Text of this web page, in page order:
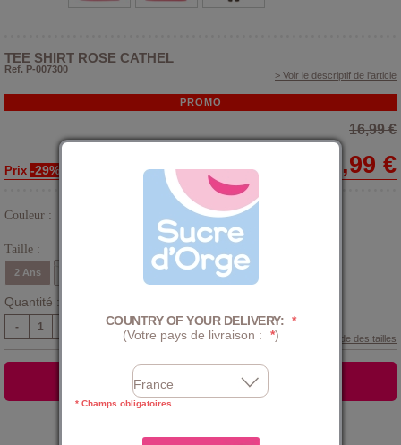
TEE SHIRT ROSE CATHEL
Ref. P-007300
> Voir le descriptif de l'article
PROMO
16,99 €
Prix -29% 11,99 €
Couleur :
Taille :
2 Ans 5 Ans 6 Ans
Quantité :
-
Guide des tailles
AJOUTER AU PANIER
COUNTRY OF YOUR DELIVERY: *
(Votre pays de livraison :
*)
* Champs obligatoires